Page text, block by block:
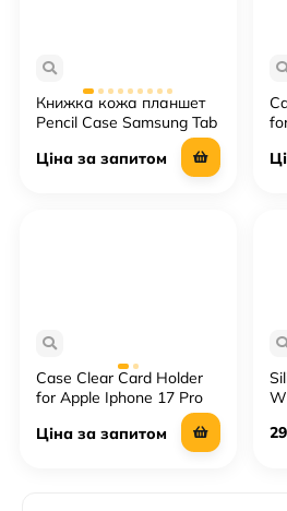
Книжка кожа планшет
Pencil Case Samsung Tab
Ціна за запитом
Case Clear Card Holder
for Apple Iphone 17 Pro
Ціна за запитом